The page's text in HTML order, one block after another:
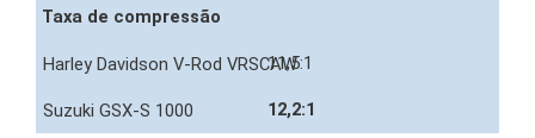
Taxa de compressão
11,5:1
12,2:1